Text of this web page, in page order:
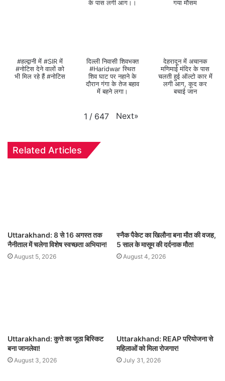
के पास लगी आग।। गया मौसम
#हल्द्वानी में #SIR में
#नोटिस देने वालों को
भी मिल रहे हैं #नोटिस
दिल्ली निवासी शिवभक्त
#Haridwar स्थित
शिव घाट पर नहाने के
दौरान गंगा के तेज बहाव
में बहने लगा।
देहरादून में अचानक
मणिमाई मंदिर के पास
चलती हुई ऑल्टो कार में
लगी आग, कूद कर
बचाई जान
1 / 647 Next»
Related Articles
Uttarakhand: 8 से 16 अगस्त तक
नैनीताल में चलेगा विशेष स्वच्छता अभियान!
August 5, 2026
स्नैक पैकेट का खिलौना बना मौत की वजह,
5 साल के मासूम की दर्दनाक मौत!
August 4, 2026
Uttarakhand: कुत्ते का जूठा बिस्किट
बना जानलेवा!
August 3, 2026
Uttarakhand: REAP परियोजना से
महिलाओं को मिला रोजगार!
July 31, 2026